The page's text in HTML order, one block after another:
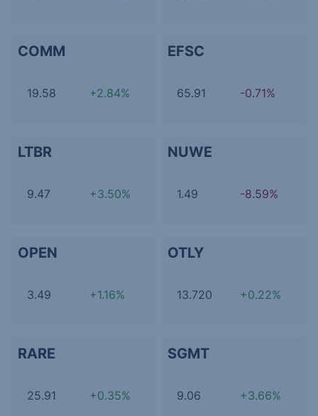
COMM
19.58 +2.84%
EFSC
65.91 -0.71%
LTBR
9.47 +3.50%
NUWE
1.49 -8.59%
OPEN
3.49 +1.16%
OTLY
13.720 +0.22%
RARE
25.91 +0.35%
SGMT
9.06 +3.66%